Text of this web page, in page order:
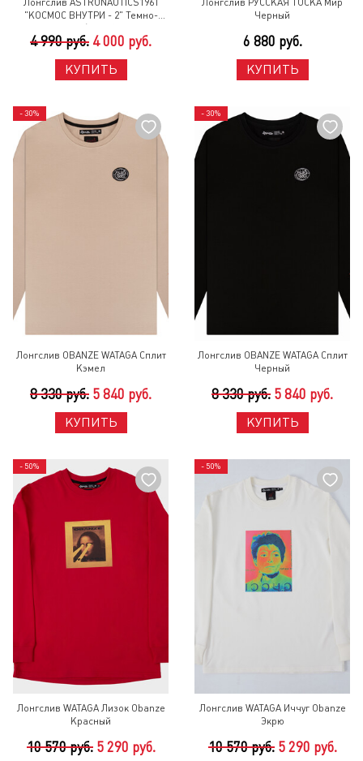
Лонгслив ASTRONAUTICS1961
"КОСМОС ВНУТРИ - 2" Темно-
4 990 руб. 4 000 руб.
КУПИТЬ
Лонгслив РУССКАЯ ТОСКА Мир
Черный
6 880 руб.
КУПИТЬ
- 30%
Лонгслив OBANZE WATAGA Сплит
Кэмел
8 330 руб. 5 840 руб.
КУПИТЬ
- 30%
Лонгслив OBANZE WATAGA Сплит
Черный
8 330 руб. 5 840 руб.
КУПИТЬ
- 50%
Лонгслив WATAGA Лизок Obanze
Красный
10 570 руб. 5 290 руб.
- 50%
Лонгслив WATAGA Иччуг Obanze
Экрю
10 570 руб. 5 290 руб.